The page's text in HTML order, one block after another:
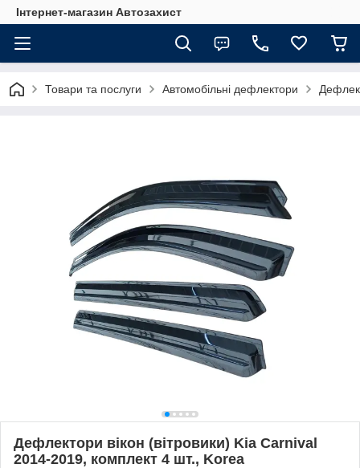
Інтернет-магазин Автозахист
Товари та послуги Автомобільні дефлектори
Дефлектори вікон (вітровики) Kia Carnival
2014-2019, комплект 4 шт., Korea